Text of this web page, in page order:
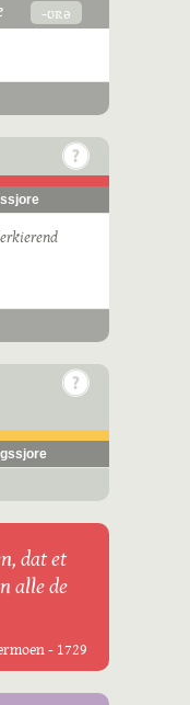
-ʊʀə
dat et
alle de
- 1729